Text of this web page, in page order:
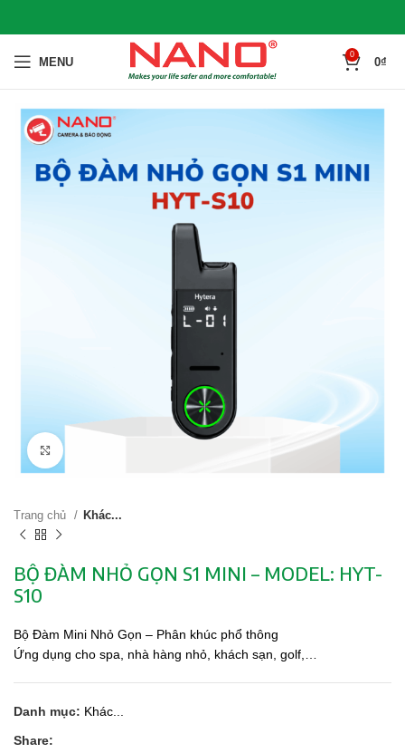
MENU
0
0₫
Trang chủ Khác...
BỘ ĐÀM NHỎ GỌN S1 MINI – MODEL: HYT-
S10
Bộ Đàm Mini Nhỏ Gọn – Phân khúc phổ thông
Ứng dụng cho spa, nhà hàng nhỏ, khách sạn, golf,…
Danh mục: Khác...
Share: